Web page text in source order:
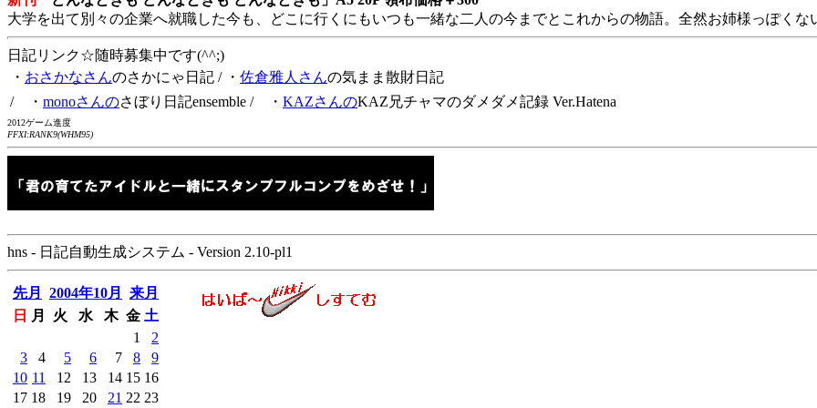
大学を出て別々の企業へ就職した今も、どこに行くにもいつも一緒な二人の今までとこれからの物語。全然お姉様っぽくな
日記リンク☆随時募集中です(^^;)
・ おさかなさんのさかにゃ日記 / ・ 佐倉雅人さんの気まま散財日記
/ ・ monoさんのさぼり日記ensemble / ・ KAZさんのKAZ兄チャマのダメダメ記録 Ver.Hatena
2012ゲーム進度
FFXI:RANK9(WHM95)
hns - 日記自動生成システム - Version 2.10-pl1
先月 2004年10月
来月
日
月 火 水 木 金 土
1
2
3
4 5 6 7 8
9
10 11 12 13 14 15 16
17 18 19 20 21 22 23